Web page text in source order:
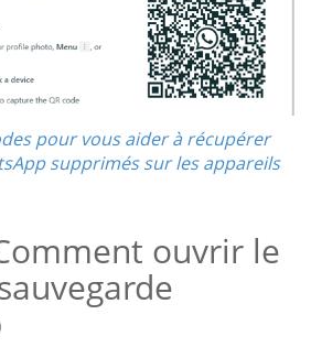
pour vous aider à récupérer
supprimés sur les appareils
ouvrir le